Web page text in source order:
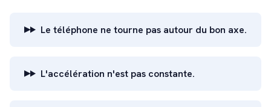
Le téléphone ne tourne pas autour du bon axe.
L'accélération n'est pas constante.